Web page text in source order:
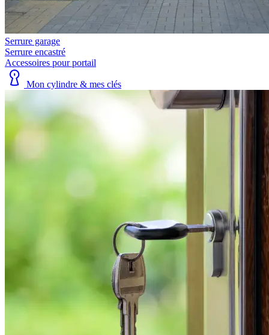
Serrure garage
Serrure encastré
Accessoires pour portail
Mon cylindre & mes clés